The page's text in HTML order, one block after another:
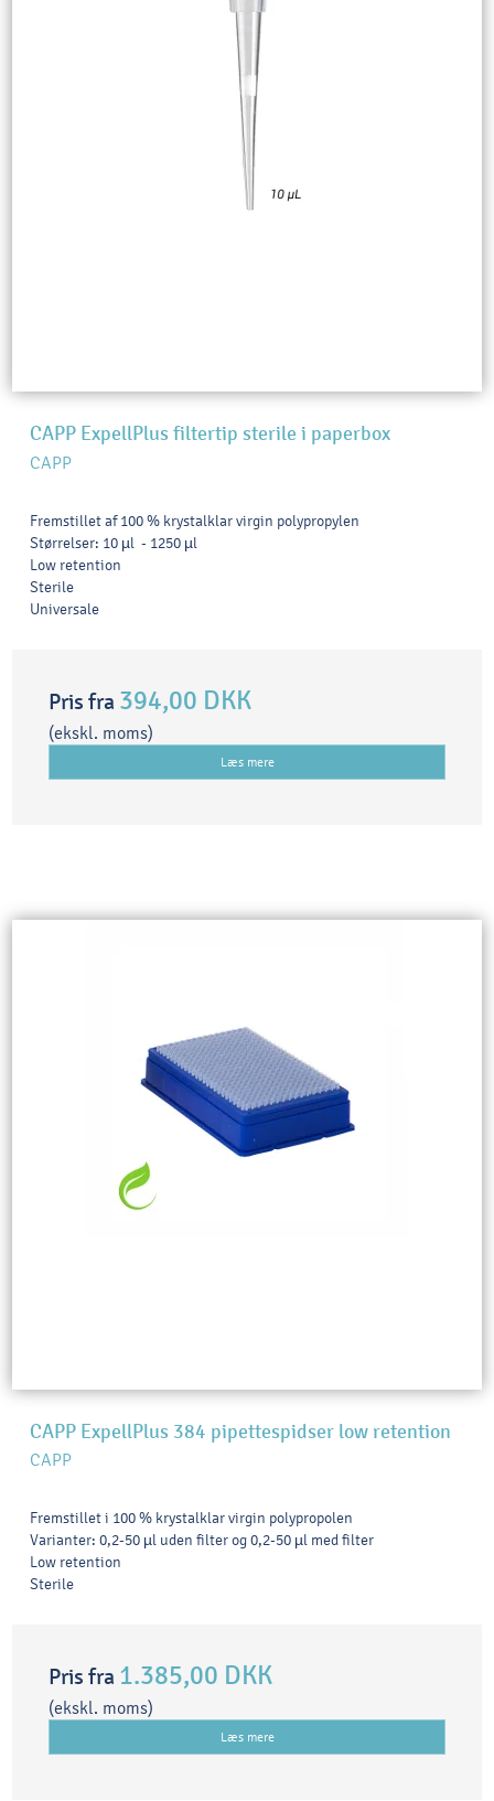
CAPP ExpellPlus filtertip sterile i paperbox
CAPP
Fremstillet af 100 % krystalklar virgin polypropylen
Størrelser: 10 µl - 1250 µl
Low retention
Sterile
Universale
Pris fra 394,00 DKK
(ekskl. moms)
Læs mere
CAPP ExpellPlus 384 pipettespidser low retention
CAPP
Fremstillet i 100 % krystalklar virgin polypropolen
Varianter: 0,2-50 µl uden filter og 0,2-50 µl med filter
Low retention
Sterile
Pris fra 1.385,00 DKK
(ekskl. moms)
Læs mere